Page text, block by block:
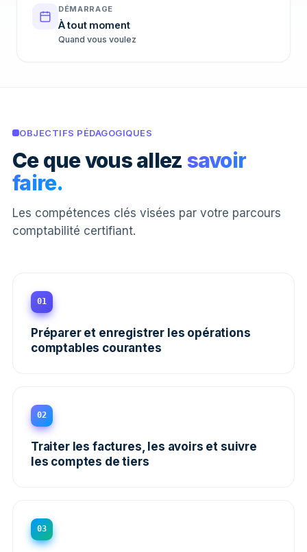
DÉMARRAGE
À tout moment
Quand vous voulez
OBJECTIFS PÉDAGOGIQUES
Ce que vous allez savoir
faire.
Les compétences clés visées par votre parcours
comptabilité certifiant.
01
Préparer et enregistrer les opérations
comptables courantes
02
Traiter les factures, les avoirs et suivre
les comptes de tiers
03